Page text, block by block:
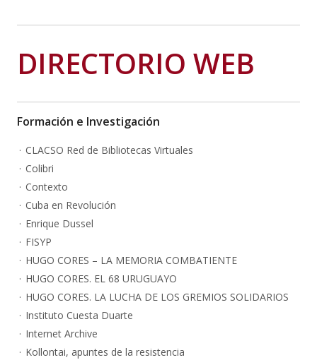
DIRECTORIO WEB
Formación e Investigación
CLACSO Red de Bibliotecas Virtuales
Colibri
Contexto
Cuba en Revolución
Enrique Dussel
FISYP
HUGO CORES – LA MEMORIA COMBATIENTE
HUGO CORES. EL 68 URUGUAYO
HUGO CORES. LA LUCHA DE LOS GREMIOS SOLIDARIOS
Instituto Cuesta Duarte
Internet Archive
Kollontai, apuntes de la resistencia